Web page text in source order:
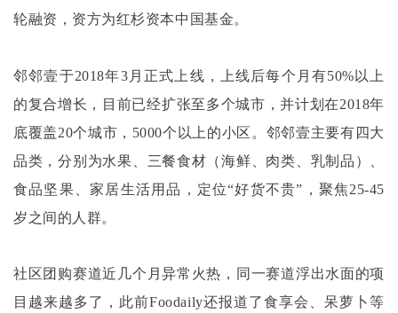
轮融资，资方为红杉资本中国基金。
邻邻壹于2018年3月正式上线，上线后每个月有50%以上
的复合增长，目前已经扩张至多个城市，并计划在2018年
底覆盖20个城市，5000个以上的小区。邻邻壹主要有四大
品类，分别为水果、三餐食材（海鲜、肉类、乳制品）、
食品坚果、家居生活用品，定位“好货不贵”，聚焦25-45
岁之间的人群。
社区团购赛道近几个月异常火热，同一赛道浮出水面的项
目越来越多了，此前Foodaily还报道了食享会、呆萝卜等